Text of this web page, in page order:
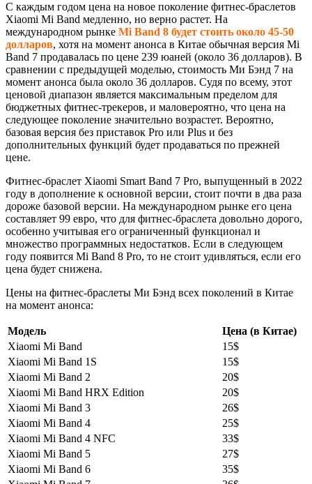
С каждым годом цена на новое поколение фитнес-браслетов
Xiaomi Mi Band медленно, но верно растет. На
международном рынке Mi Band 8 будет стоить около 45-50
долларов, хотя на момент анонса в Китае обычная версия Mi
Band 7 продавалась по цене 239 юаней (около 36 долларов). В
сравнении с предыдущей моделью, стоимость Ми Бэнд 7 на
момент анонса была около 36 долларов. Судя по всему, этот
ценовой диапазон является максимальным пределом для
бюджетных фитнес-трекеров, и маловероятно, что цена на
следующее поколение значительно возрастет. Вероятно,
базовая версия без приставок Pro или Plus и без
дополнительных функций будет продаваться по прежней
цене.
Фитнес-браслет Xiaomi Smart Band 7 Pro, выпущенный в 2022
году в дополнение к основной версии, стоит почти в два раза
дороже базовой версии. На международном рынке его цена
составляет 99 евро, что для фитнес-браслета довольно дорого,
особенно учитывая его ограниченный функционал и
множество программных недостатков. Если в следующем
году появится Mi Band 8 Pro, то не стоит удивляться, если его
цена будет снижена.
Цены на фитнес-браслеты Ми Бэнд всех поколений в Китае
на момент анонса:
Модель
Цена (в Китае)
Xiaomi Mi Band
15$
Xiaomi Mi Band 1S
15$
Xiaomi Mi Band 2
20$
Xiaomi Mi Band HRX Edition
20$
Xiaomi Mi Band 3
26$
Xiaomi Mi Band 4
25$
Xiaomi Mi Band 4 NFC
33$
Xiaomi Mi Band 5
27$
Xiaomi Mi Band 6
35$